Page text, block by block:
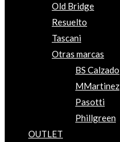
Old Bridge
Resuelto
Tascani
Otras marcas
BS Calzado
MMartinez
Pasotti
Phillgreen
OUTLET